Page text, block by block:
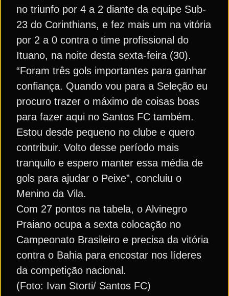
no triunfo por 4 a 2 diante da equipe Sub-
23 do Corinthians, e fez mais um na vitória
por 2 a 0 contra o time profissional do
Ituano, na noite desta sexta-feira (30).
“Foram três gols importantes para ganhar
confiança. Quando vou para a Seleção eu
procuro trazer o máximo de coisas boas
para fazer aqui no Santos FC também.
Estou desde pequeno no clube e quero
contribuir. Volto desse período mais
tranquilo e espero manter essa média de
gols para ajudar o Peixe”, concluiu o
Menino da Vila.
Com 27 pontos na tabela, o Alvinegro
Praiano ocupa a sexta colocação no
Campeonato Brasileiro e precisa da vitória
contra o Bahia para encostar nos líderes
da competição nacional.
(Foto: Ivan Storti/ Santos FC)